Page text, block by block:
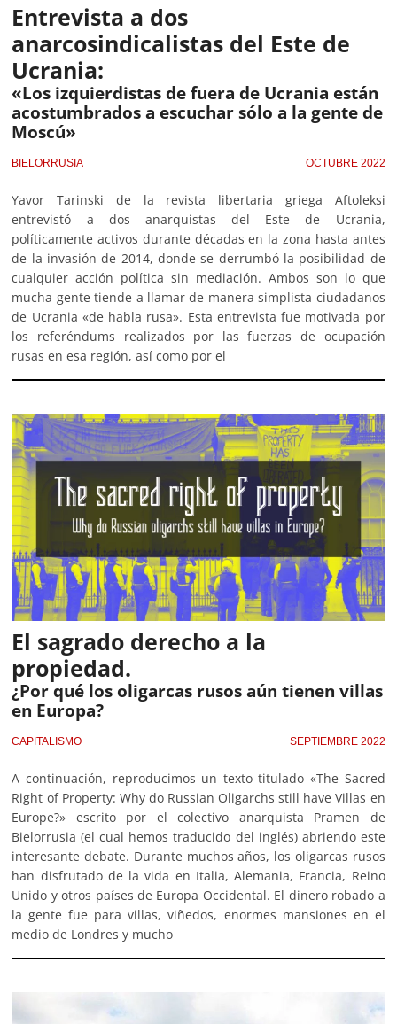
Entrevista a dos
anarcosindicalistas del Este de
Ucrania:
«Los izquierdistas de fuera de Ucrania están
acostumbrados a escuchar sólo a la gente de
Moscú»
BIELORRUSIA OCTUBRE 2022
Yavor Tarinski de la revista libertaria griega Aftoleksi
entrevistó a dos anarquistas del Este de Ucrania,
políticamente activos durante décadas en la zona hasta antes
de la invasión de 2014, donde se derrumbó la posibilidad de
cualquier acción política sin mediación. Ambos son lo que
mucha gente tiende a llamar de manera simplista ciudadanos
de Ucrania «de habla rusa». Esta entrevista fue motivada por
los referéndums realizados por las fuerzas de ocupación
rusas en esa región, así como por el
El sagrado derecho a la
propiedad.
¿Por qué los oligarcas rusos aún tienen villas
en Europa?
CAPITALISMO SEPTIEMBRE 2022
A continuación, reproducimos un texto titulado «The Sacred
Right of Property: Why do Russian Oligarchs still have Villas en
Europe?» escrito por el colectivo anarquista Pramen de
Bielorrusia (el cual hemos traducido del inglés) abriendo este
interesante debate. Durante muchos años, los oligarcas rusos
han disfrutado de la vida en Italia, Alemania, Francia, Reino
Unido y otros países de Europa Occidental. El dinero robado a
la gente fue para villas, viñedos, enormes mansiones en el
medio de Londres y mucho